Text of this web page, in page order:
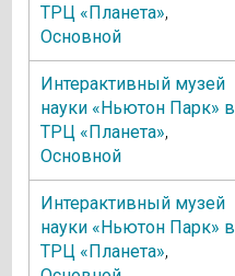
ТРЦ «Планета»,
Основной
Интерактивный музей
науки «Ньютон Парк» в
ТРЦ «Планета»,
Основной
Интерактивный музей
науки «Ньютон Парк» в
ТРЦ «Планета»,